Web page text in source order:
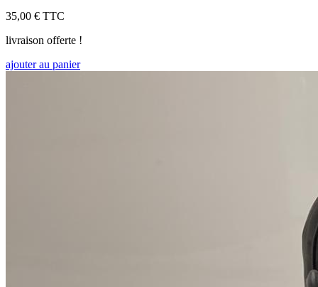
35,00 € TTC
livraison offerte !
ajouter au panier